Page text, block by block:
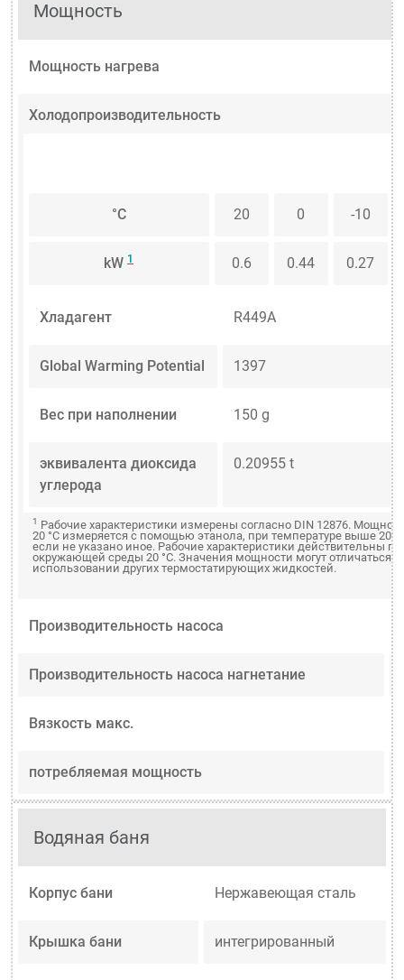
Мощность
Мощность нагрева
Холодопроизводительность
°C 20 0 -10
kW1 0.6 0.44 0.27
Хладагент R449A
Global Warming Potential 1397
Вес при наполнении 150 g
эквивалента диоксида
углерода
0.20955 t
1 Рабочие характеристики измерены согласно DIN 12876.
20 °C измеряется с помощью этанола, при температуре выше 20
если не указано иное. Рабочие характеристики действительны
окружающей среды 20 °C. Значения мощности могут отличаться
использовании других термостатирующих жидкостей.
Производительность насоса
Производительность насоса нагнетание
Вязкость макс.
потребляемая мощность
Водяная баня
Корпус бани Нержавеющая сталь
Крышка бани интегрированный